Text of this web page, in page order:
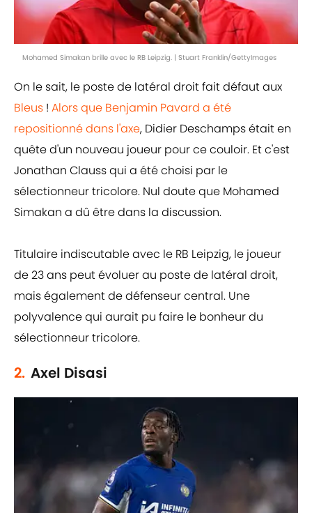
Mohamed Simakan brille avec le RB Leipzig. | Stuart Franklin/GettyImages
On le sait, le poste de latéral droit fait défaut aux
Bleus ! Alors que Benjamin Pavard a été
repositionné dans l'axe, Didier Deschamps était en
quête d'un nouveau joueur pour ce couloir. Et c'est
Jonathan Clauss qui a été choisi par le
sélectionneur tricolore. Nul doute que Mohamed
Simakan a dû être dans la discussion.
Titulaire indiscutable avec le RB Leipzig, le joueur
de 23 ans peut évoluer au poste de latéral droit,
mais également de défenseur central. Une
polyvalence qui aurait pu faire le bonheur du
sélectionneur tricolore.
2. Axel Disasi